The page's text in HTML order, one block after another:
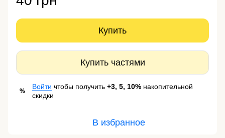
Купить
Купить частями
%
Войти чтобы получить +3, 5, 10% накопительной
скидки
В избранное